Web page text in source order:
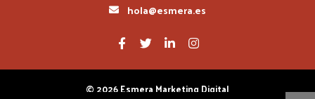
hola@esmera.es
© 2026 Esmera Marketing Digital